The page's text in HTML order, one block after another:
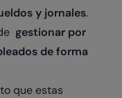
y jornales.
gestionar por
de forma
que estas